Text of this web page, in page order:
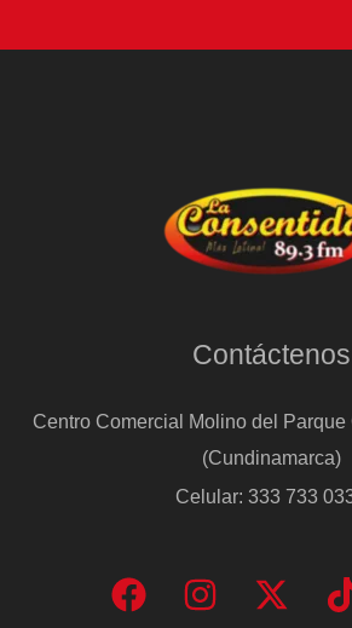
Contáctenos
Centro Comercial Molino del Parque
(Cundinamarca)
Celular: 333 733